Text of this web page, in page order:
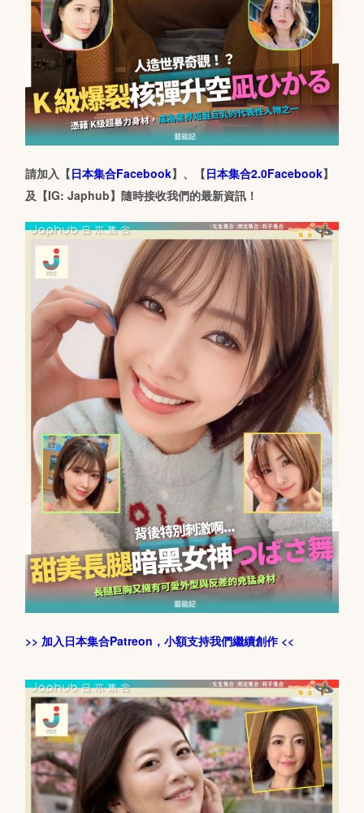
請加入【日本集合Facebook】、【日本集合2.0Facebook】
及【IG: Japhub】隨時接收我們的最新資訊！
>> 加入日本集合Patreon，小額支持我們繼續創作 <<